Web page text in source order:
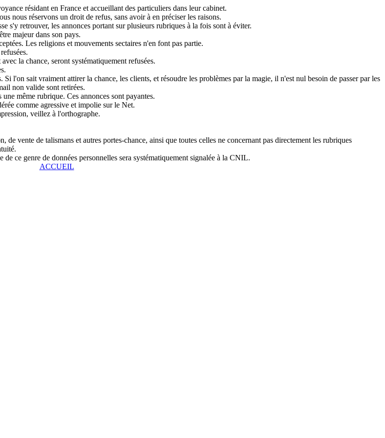
résidant en France et accueillant des particuliers dans leur cabinet.
nous réservons un droit de refus, sans avoir à en préciser les raisons.
s'y retrouver, les annonces portant sur plusieurs rubriques à la fois sont à éviter.
majeur dans son pays.
Les religions et mouvements sectaires n'en font pas partie.
la chance, seront systématiquement refusées.
Si l'on sait vraiment attirer la chance, les clients, et résoudre les problèmes par la magie, il n'est nul besoin de passer par les
non valide sont retirées.
même rubrique. Ces annonces sont payantes.
comme agressive et impolie sur le Net.
veillez à l'orthographe.
vente de talismans et autres portes-chance, ainsi que toutes celles ne concernant pas directement les rubriques
ce genre de données personnelles sera systématiquement signalée à la CNIL.
ACCUEIL